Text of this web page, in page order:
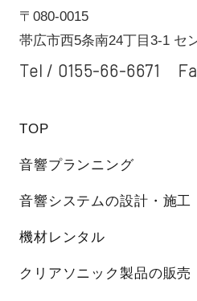
〒080-0015
帯広市西5条南24丁目3-1 セ
Tel / 0155-66-6671
TOP
音響プランニング
音響システムの設計・施工
機材レンタル
クリアソニック製品の販売